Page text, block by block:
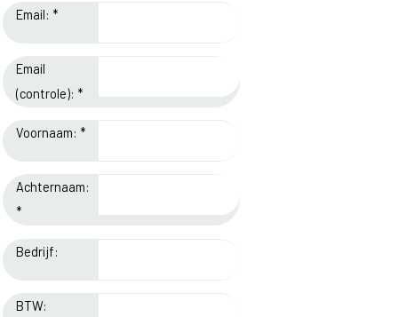
Email: *
Email
(controle): *
Voornaam: *
Achternaam:
*
Bedrijf:
BTW: